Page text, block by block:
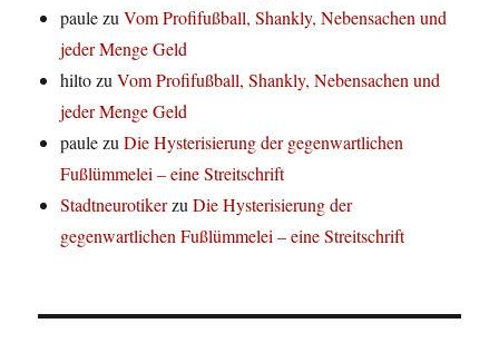
paulezuVom Profifußball, Shankly, Nebensachen und
jeder Menge Geld
hiltozuVom Profifußball, Shankly, Nebensachen und
jeder Menge Geld
paulezuDie Hysterisierung der gegenwartlichen
Fußlümmelei – eine Streitschrift
StadtneurotikerzuDie Hysterisierung der
gegenwartlichen Fußlümmelei – eine Streitschrift